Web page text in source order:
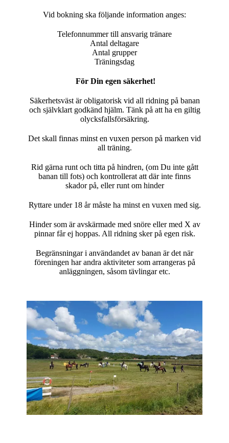
Vid bokning ska följande information anges:
Telefonnummer till ansvarig tränare
Antal deltagare
Antal grupper
Träningsdag
För Din egen säkerhet!
Säkerhetsväst är obligatorisk vid all ridning på banan
och självklart godkänd hjälm. Tänk på att ha en giltig
olycksfallsförsäkring.
Det skall finnas minst en vuxen person på marken vid
all träning.
Rid gärna runt och titta på hindren, (om Du inte gått
banan till fots) och kontrollerat att där inte finns
skador på, eller runt om hinder
Ryttare under 18 år måste ha minst en vuxen med sig.
Hinder som är avskärmade med snöre eller med X av
pinnar får ej hoppas. All ridning sker på egen risk.
Begränsningar i användandet av banan är det när
föreningen har andra aktiviteter som arrangeras på
anläggningen, såsom tävlingar etc.